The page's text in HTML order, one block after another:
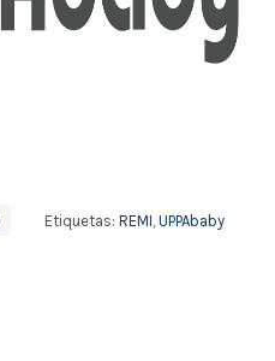
Etiquetas: REMI UPPAbaby